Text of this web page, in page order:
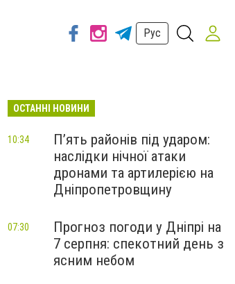
Рус
ОСТАННІ НОВИНИ
П’ять районів під ударом:
наслідки нічної атаки
дронами та артилерією на
Дніпропетровщину
10:34
Прогноз погоди у Дніпрі на
7 серпня: спекотний день з
ясним небом
07:30